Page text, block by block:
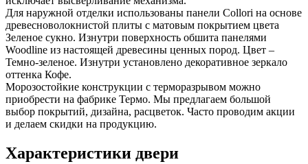
Для наружной отделки использованы панели Collori на основе
древесноволокнистой плиты с матовым покрытием цвета
Зеленое сукно. Изнутри поверхность обшита панелями
Woodline из настоящей древесины ценных пород. Цвет –
Темно-зеленое. Изнутри установлено декоративное зеркало
оттенка Кофе.
Морозостойкие конструкции с терморазрывом можно
приобрести на фабрике Термо. Мы предлагаем большой
выбор покрытий, дизайна, расцветок. Часто проводим акции
и делаем скидки на продукцию.
Характеристики двери